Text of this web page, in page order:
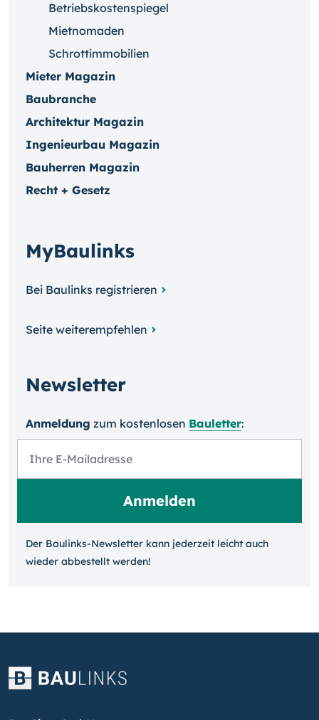
Betriebskostenspiegel
Mietnomaden
Schrottimmobilien
Mieter Magazin
Baubranche
Architektur Magazin
Ingenieurbau Magazin
Bauherren Magazin
Recht + Gesetz
MyBaulinks
Bei Baulinks registrieren
Seite weiterempfehlen
Newsletter
Anmeldung zum kosten­losen Bauletter:
Der Baulinks-Newsletter kann jeder­zeit leicht auch
wieder ab­bestellt werden!